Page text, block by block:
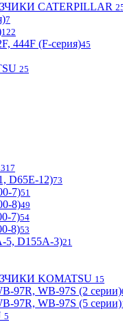
CATERPILLAR
7
122
444F (F-серия)45
25
317
D65E-12)73
7)51
8)49
7)54
8)53
5, D155A-3)21
KOMATSU 15
97R, WB-97S (2 серии)
97R, WB-97S (5 серии)
5